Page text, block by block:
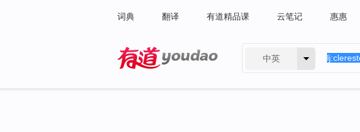
词典 翻译 有道精品课 云笔记 惠惠
中英